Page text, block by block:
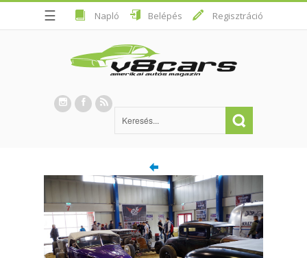
☰ Napló Belépés Regisztráció